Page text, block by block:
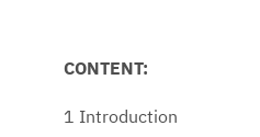
CONTENT:
1 Introduction